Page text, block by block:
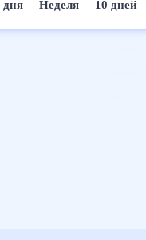
3 дня Неделя 10